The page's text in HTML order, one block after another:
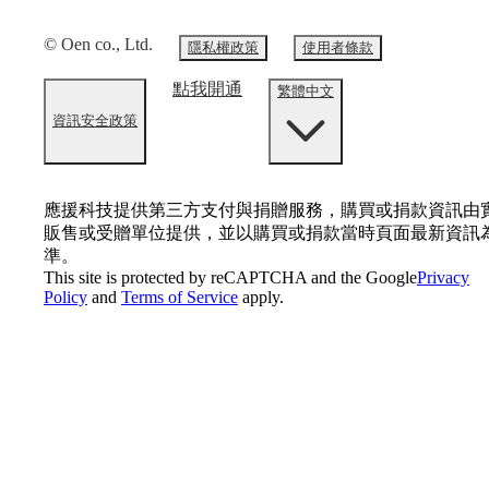
© Oen co., Ltd. 隱私權政策 使用者條款
資訊安全政策
點我開通 繁體中文
應援科技提供第三方支付與捐贈服務，購買或捐款資訊由
販售或受贈單位提供，並以購買或捐款當時頁面最新資訊
準。
This site is protected by reCAPTCHA and the GooglePrivacy
Policy and Terms of Service apply.